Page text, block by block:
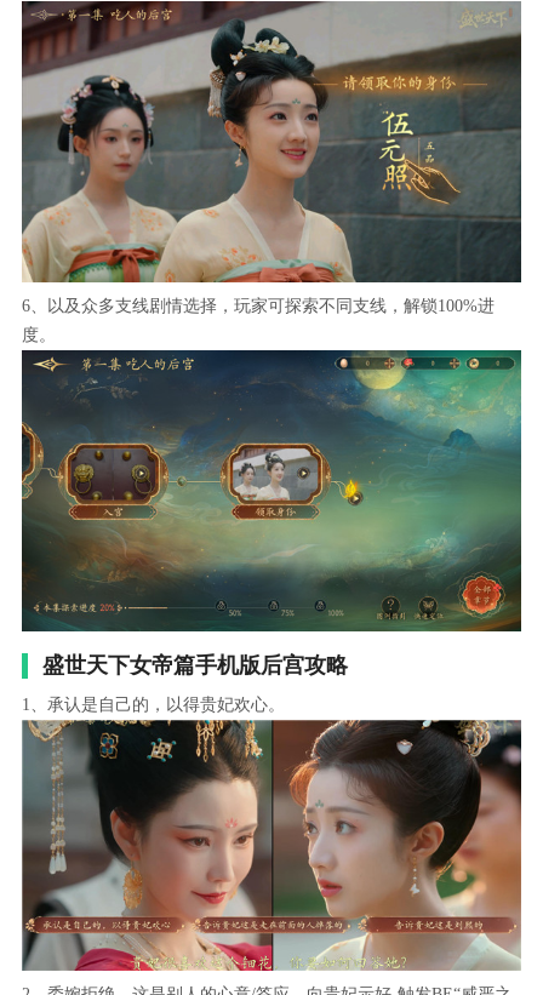
6、以及众多支线剧情选择，玩家可探索不同支线，解锁100%进
度。
盛世天下女帝篇手机版后宫攻略
1、承认是自己的，以得贵妃欢心。